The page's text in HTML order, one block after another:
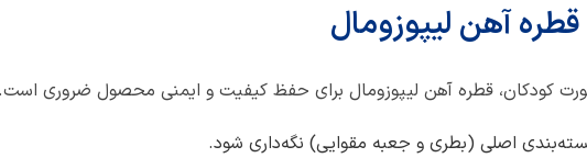
آهن لیپوزومال
کودکان، قطره آهن لیپوزومال برای حفظ کیفیت و ایمنی محصول ضروری است.
اصلی (بطری و جعبه مقوایی) نگه‌داری شود.